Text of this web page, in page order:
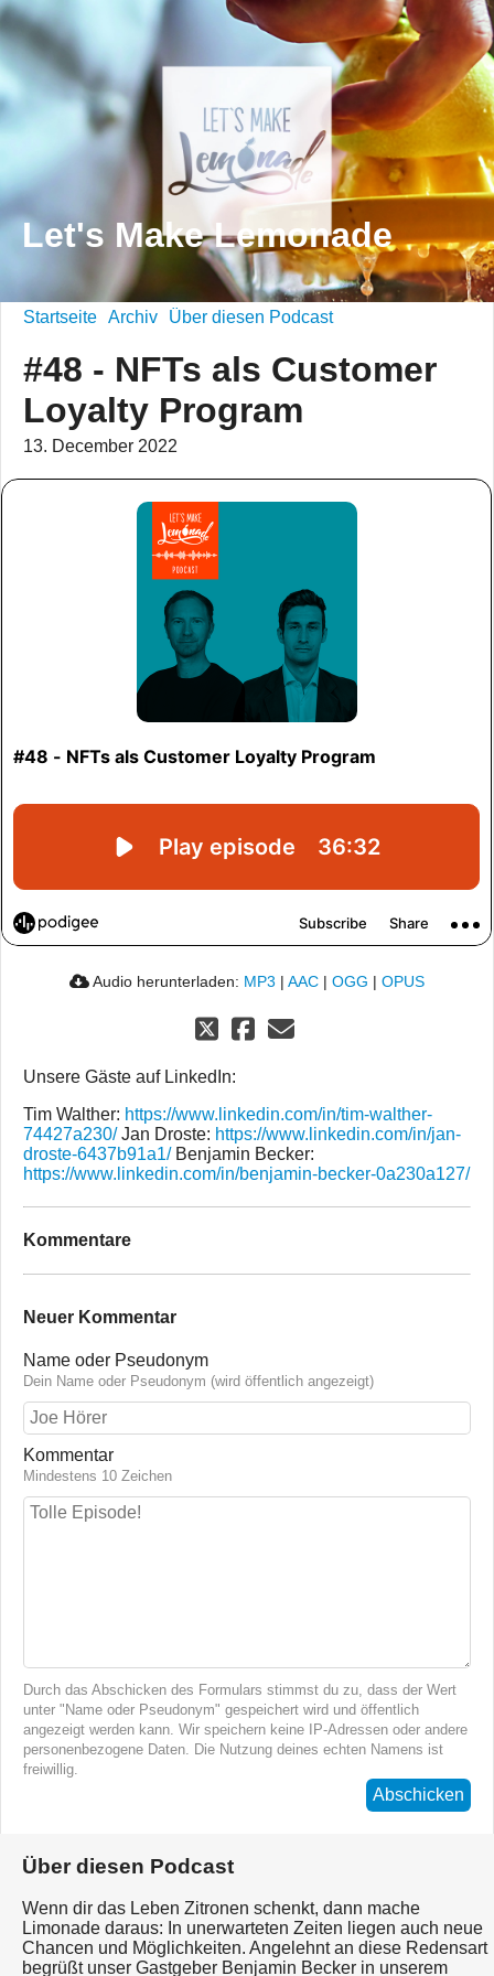
Let's Make Lemonade
Startseite Archiv Über diesen Podcast
#48 - NFTs als Customer
Loyalty Program
13. December 2022
Audio herunterladen: MP3 | AAC | OGG | OPUS
Unsere Gäste auf LinkedIn:
Tim Walther: https://www.linkedin.com/in/tim-walther-
74427a230/Jan Droste: https://www.linkedin.com/in/jan-
droste-6437b91a1/Benjamin Becker:
https://www.linkedin.com/in/benjamin-becker-0a230a127/
Kommentare
Neuer Kommentar
Name oder Pseudonym
Dein Name oder Pseudonym (wird öffentlich angezeigt)
Kommentar
Mindestens 10 Zeichen
Durch das Abschicken des Formulars stimmst du zu, dass der Wert
unter "Name oder Pseudonym" gespeichert wird und öffentlich
angezeigt werden kann. Wir speichern keine IP-Adressen oder andere
personenbezogene Daten. Die Nutzung deines echten Namens ist
freiwillig.
Abschicken
Über diesen Podcast
Wenn dir das Leben Zitronen schenkt, dann mache
Limonade daraus: In unerwarteten Zeiten liegen auch neue
Chancen und Möglichkeiten. Angelehnt an diese Redensart
begrüßt unser Gastgeber Benjamin Becker in unserem